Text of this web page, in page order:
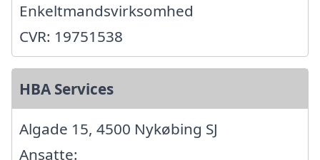
Enkeltmandsvirksomhed
CVR: 19751538
HBA Services
Algade 15, 4500 Nykøbing SJ
Ansatte: